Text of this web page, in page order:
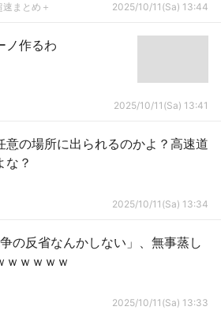
まとめ＋ 2025/10/11(Sa) 13:44
ノ作るわ
2025/10/11(Sa) 13:41
意の場所に出られるのかよ？高速道
な？
2025/10/11(Sa) 13:34
の反省なんかしない」、無事蒸し
ｗｗｗｗｗ
2025/10/11(Sa) 13:33